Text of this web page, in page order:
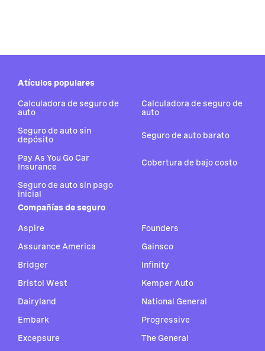
Atículos populares
Calculadora de seguro de
auto
Calculadora de seguro de
auto
Seguro de auto sin
depósito
Seguro de auto barato
Pay As You Go Car
Insurance
Cobertura de bajo costo
Seguro de auto sin pago
inicial
Compañías de seguro
Aspire
Assurance America
Bridger
Bristol West
Dairyland
Embark
Excepsure
Founders
Gainsco
Infinity
Kemper Auto
National General
Progressive
The General